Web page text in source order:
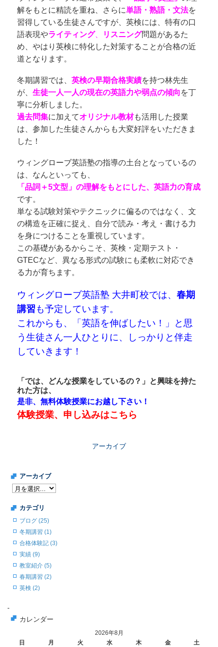
解をもとに精読を重ね、さらに単語・熟語・文法を
習得している生徒さんですが、英検には、特有の口
語表現やライティング、 リスニング問題があるた
め、やはり英検に特化した対策することが合格の近
道となります。
冬期講習では、 英検の早期合格実績を持つ林先生
が、 生徒一人一人の現在の英語力や弱点の傾向 を丁
寧に分析しました。
過去問集に加えてオリジナル教材も活用した授業
は、参加した生徒さんからも大変好評をいただきま
した！
ウィングローブ英語塾の指導の土台となっているの
は、 なんといっても、
「品詞＋5文型」の理解をもとにした、英語力の育成
です。
単なる試験対策やテクニックに偏るのではなく、 文
の構造を正確に捉え、自分で読み・考え・書ける力
を身につけることを重視しています。
この基礎があるからこそ、英検・定期テスト・
GTECなど、 異なる形式の試験にも柔軟に対応でき
る力が育ちます。
ウィングローブ英語塾 大井町校では、 春期
講習も予定しています。
これからも、「英語を伸ばしたい！」と思
う生徒さん一人ひとりに、しっかりと伴走
していきます！
「では、どんな授業をしているの？」と興味を持た
れた方は、
是非、無料体験授業にお越し下さい！
体験授業、申し込みはこちら
アーカイブ
アーカイブ
カテゴリ
ブログ (25)
冬期講習 (1)
合格体験記 (3)
実績 (9)
教室紹介 (5)
春期講習 (2)
英検 (2)
-
カレンダー
2026年8月
日
月 火 水 木 金 土